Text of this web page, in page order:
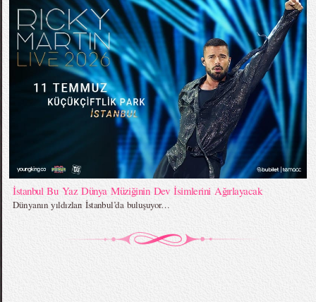
İstanbul Bu Yaz Dünya Müziğinin Dev İsimlerini Ağırlayacak
Dünyanın yıldızları İstanbul’da buluşuyor…